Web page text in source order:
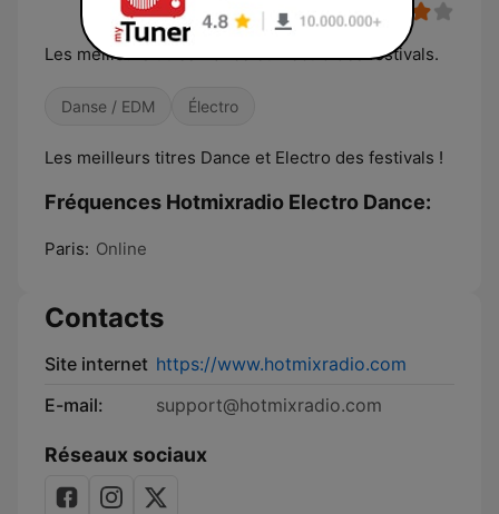
Les meilleurs titres Dance et Electro des festivals.
Danse / EDM Électro
Les meilleurs titres Dance et Electro des festivals !
Fréquences Hotmixradio Electro Dance:
Paris: Online
Contacts
Site internet https://www.hotmixradio.com
E-mail:
support@hotmixradio.com
Réseaux sociaux